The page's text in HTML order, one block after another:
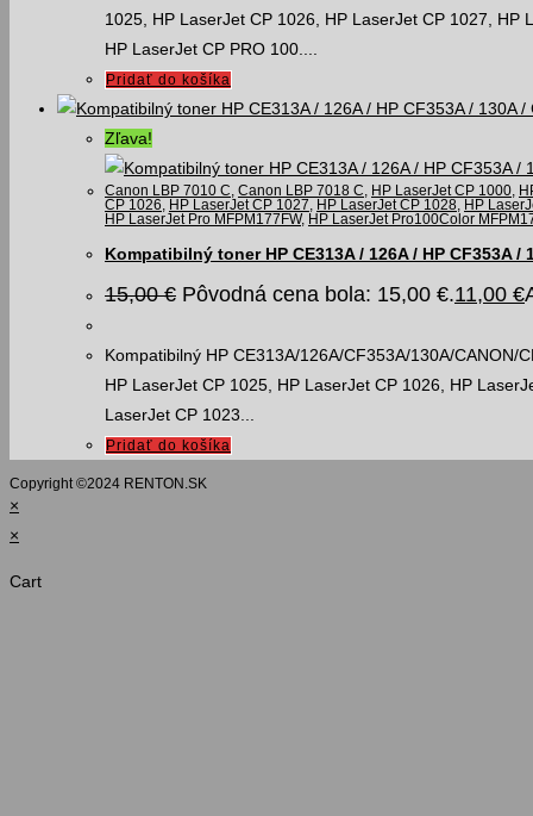
1025, HP LaserJet CP 1026, HP LaserJet CP 1027,
HP LaserJet CP PRO 100....
Pridať do košíka
Zľava!
Canon LBP 7010 C Canon LBP 7018 C HP LaserJet CP 1000
CP 1026 HP LaserJet CP 1027 HP LaserJet CP 1028 HP
HP LaserJet Pro MFPM177FW, HP LaserJet Pro100Color
Kompatibilný toner HP CE313A / 126A / HP CF353A /
15,00€ Pôvodná cena bola: 15,00 €.11,00 €
Kompatibilný HP CE313A/126A/CF353A/130A/
HP LaserJet CP 1025, HP LaserJet CP 1026, HP
LaserJet CP 1023...
Pridať do košíka
Copyright ©️2024 RENTON.SK
×
×
Cart